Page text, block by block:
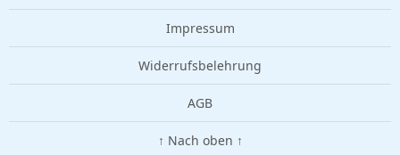
Impressum
Widerrufsbelehrung
AGB
↑ Nach oben ↑